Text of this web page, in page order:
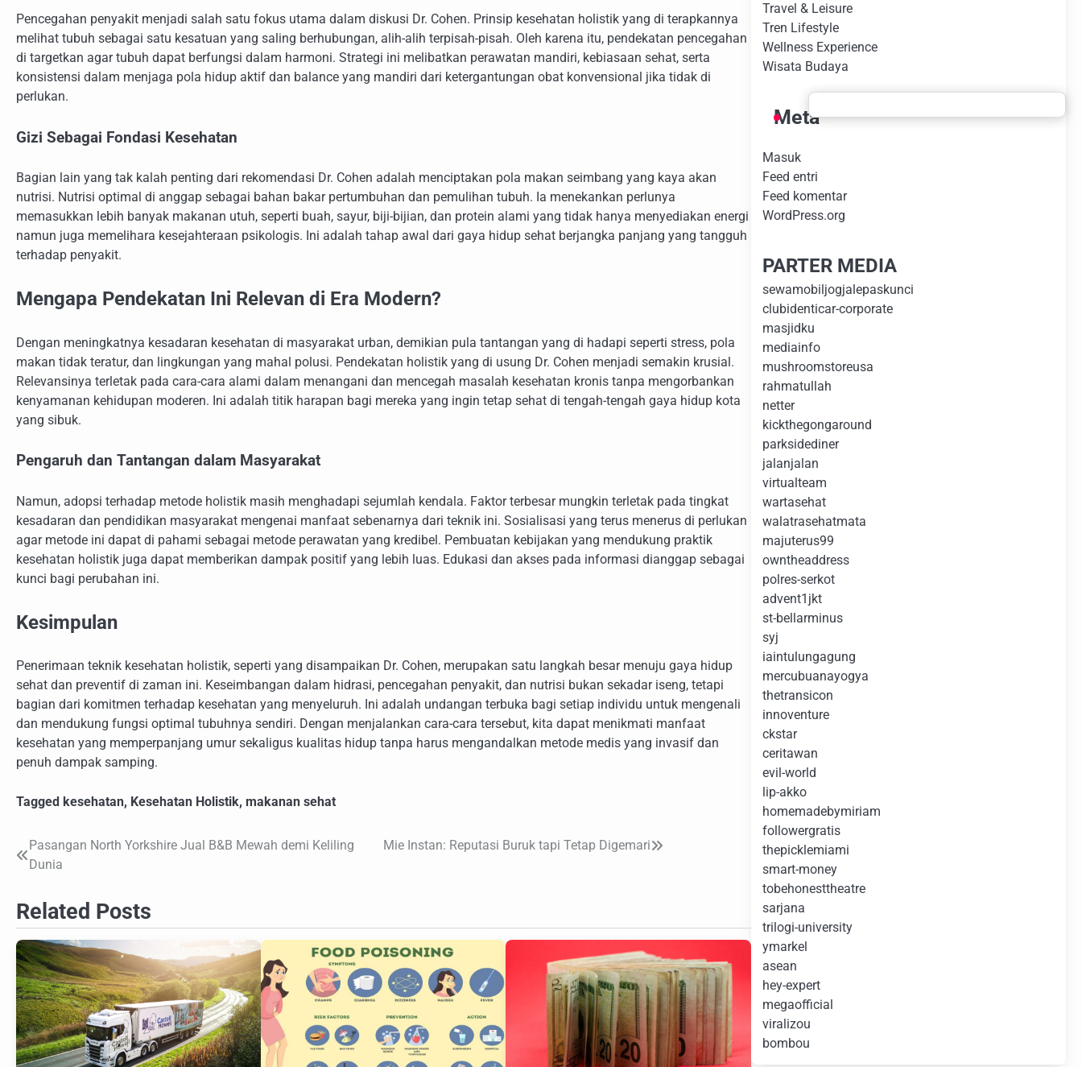
Pencegahan penyakit menjadi salah satu fokus utama dalam diskusi Dr. Cohen. Prinsip kesehatan holistik yang di terapkannya
melihat tubuh sebagai satu kesatuan yang saling berhubungan, alih-alih terpisah-pisah. Oleh karena itu, pendekatan pencegahan
di targetkan agar tubuh dapat berfungsi dalam harmoni. Strategi ini melibatkan perawatan mandiri, kebiasaan sehat, serta
konsistensi dalam menjaga pola hidup aktif dan balance yang mandiri dari ketergantungan obat konvensional jika tidak di
perlukan.
Gizi Sebagai Fondasi Kesehatan
Bagian lain yang tak kalah penting dari rekomendasi Dr. Cohen adalah menciptakan pola makan seimbang yang kaya akan
nutrisi. Nutrisi optimal di anggap sebagai bahan bakar pertumbuhan dan pemulihan tubuh. Ia menekankan perlunya
memasukkan lebih banyak makanan utuh, seperti buah, sayur, biji-bijian, dan protein alami yang tidak hanya menyediakan energi
namun juga memelihara kesejahteraan psikologis. Ini adalah tahap awal dari gaya hidup sehat berjangka panjang yang tangguh
terhadap penyakit.
Mengapa Pendekatan Ini Relevan di Era Modern?
Dengan meningkatnya kesadaran kesehatan di masyarakat urban, demikian pula tantangan yang di hadapi seperti stress, pola
makan tidak teratur, dan lingkungan yang mahal polusi. Pendekatan holistik yang di usung Dr. Cohen menjadi semakin krusial.
Relevansinya terletak pada cara-cara alami dalam menangani dan mencegah masalah kesehatan kronis tanpa mengorbankan
kenyamanan kehidupan moderen. Ini adalah titik harapan bagi mereka yang ingin tetap sehat di tengah-tengah gaya hidup kota
yang sibuk.
Pengaruh dan Tantangan dalam Masyarakat
Namun, adopsi terhadap metode holistik masih menghadapi sejumlah kendala. Faktor terbesar mungkin terletak pada tingkat
kesadaran dan pendidikan masyarakat mengenai manfaat sebenarnya dari teknik ini. Sosialisasi yang terus menerus di perlukan
agar metode ini dapat di pahami sebagai metode perawatan yang kredibel. Pembuatan kebijakan yang mendukung praktik
kesehatan holistik juga dapat memberikan dampak positif yang lebih luas. Edukasi dan akses pada informasi dianggap sebagai
kunci bagi perubahan ini.
Kesimpulan
Penerimaan teknik kesehatan holistik, seperti yang disampaikan Dr. Cohen, merupakan satu langkah besar menuju gaya hidup
sehat dan preventif di zaman ini. Keseimbangan dalam hidrasi, pencegahan penyakit, dan nutrisi bukan sekadar iseng, tetapi
bagian dari komitmen terhadap kesehatan yang menyeluruh. Ini adalah undangan terbuka bagi setiap individu untuk mengenali
dan mendukung fungsi optimal tubuhnya sendiri. Dengan menjalankan cara-cara tersebut, kita dapat menikmati manfaat
kesehatan yang memperpanjang umur sekaligus kualitas hidup tanpa harus mengandalkan metode medis yang invasif dan
penuh dampak samping.
Tagged kesehatan, Kesehatan Holistik, makanan sehat
Navigasi
Pasangan North Yorkshire Jual B&B Mewah demi Keliling
Dunia
Mie Instan: Reputasi Buruk tapi Tetap Digemari
Related Posts
Travel & Leisure
Tren Lifestyle
Wellness Experience
Wisata Budaya
Meta
Masuk
Feed entri
Feed komentar
WordPress.org
PARTER MEDIA
sewamobiljogjalepaskunci
clubidenticar-corporate
masjidku
mediainfo
mushroomstoreusa
rahmatullah
netter
kickthegongaround
parksidediner
jalanjalan
virtualteam
wartasehat
walatrasehatmata
majuterus99
owntheaddress
polres-serkot
advent1jkt
st-bellarminus
syj
iaintulungagung
mercubuanayogya
thetransicon
innoventure
ckstar
ceritawan
evil-world
lip-akko
homemadebymiriam
followergratis
thepicklemiami
smart-money
tobehonesttheatre
sarjana
trilogi-university
ymarkel
asean
hey-expert
megaofficial
viralizou
bombou